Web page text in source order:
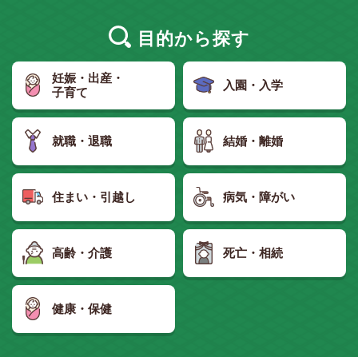
目的から探す
妊娠・出産・
子育て
入園・入学
就職・退職 結婚・離婚
住まい・引越し 病気・障がい
高齢・介護 死亡・相続
健康・保健